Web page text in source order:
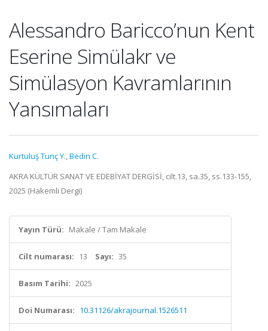
Alessandro Baricco’nun Kent
Eserine Simülakr ve
Simülasyon Kavramlarının
Yansımaları
Kurtuluş Tunç Y.,Bedin C.
AKRA KÜLTÜR SANAT VE EDEBİYAT DERGİSİ, cilt.13, sa.35, ss.133-155,
2025 (Hakemli Dergi)
Yayın Türü: Makale / Tam Makale
Cilt numarası: 13 Sayı: 35
Basım Tarihi: 2025
Doi Numarası: 10.31126/akrajournal.1526511